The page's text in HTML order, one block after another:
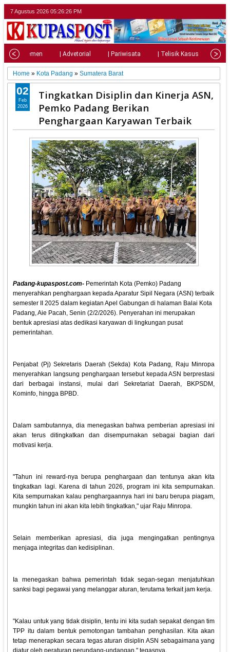
7 Agustus 2026 05:26:28 PM
| Parlemen | Advetorial | Pariwisata | Telisik Kasus |
Home » Kota Padang »Sumatera Barat
Tingkatkan Disiplin dan Kinerja ASN,
Pemko Padang Berikan
Penghargaan Karyawan Terbaik
Padang-kupaspost.com- Pemerintah Kota (Pemko) Padang
menyerahkan penghargaan kepada Aparatur Sipil Negara (ASN) terbaik
semester II 2025 dalam kegiatan Apel Gabungan di halaman Balai Kota
Padang, Aie Pacah, Senin (2/2/2026). Penyerahan ini merupakan
bentuk apresiasi atas dedikasi karyawan di lingkungan pusat
pemerintahan.
Penjabat (Pj) Sekretaris Daerah (Sekda) Kota Padang, Raju Minropa
menyerahkan langsung penghargaan tersebut kepada ASN berprestasi
dari berbagai instansi, mulai dari Sekretariat Daerah, BKPSDM,
Kominfo, hingga BPBD.
Dalam sambutannya, dia menegaskan bahwa pemberian apresiasi ini
akan terus ditingkatkan dan disempurnakan sebagai bagian dari
motivasi kerja.
"Tahun ini reward-nya berupa penghargaan dan tentunya akan kita
tingkatkan lagi. Karena di tahun 2026, program ini kita sempurnakan.
Kita sempurnakan kalau penghargaannya hari ini baru berupa piagam,
mungkin tahun ini akan kita lebih tingkatkan," ujar Raju Minropa.
Selain memberikan apresiasi, dia juga mengingatkan pentingnya
menjaga integritas dan kedisiplinan.
Ia menegaskan bahwa pemerintah tidak segan-segan menjatuhkan
sanksi bagi pegawai yang melanggar aturan, terutama terkait jam kerja.
"Kalau untuk yang tidak disiplin, tentu ini kita sudah sepakat dengan tim
TPP itu dalam bentuk pemotongan tambahan penghasilan. Kita akan
tetap menerapkan secara tegas aturan disiplin ASN sebagaimana yang
diatur oleh peraturan perundang-undangan," tegasnya.
02
Feb
2026